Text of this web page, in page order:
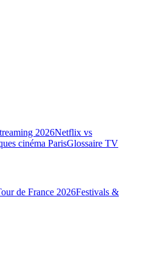
2026Netflix vs
cinéma ParisGlossaire TV
de France 2026Festivals &